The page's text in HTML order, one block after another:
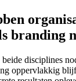
branding
beide disciplines
oppervlakkig